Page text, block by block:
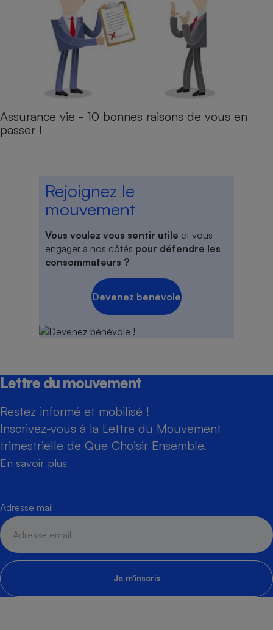
Assurance vie - 10 bonnes raisons de vous en
passer !
Rejoignez le
mouvement
Vous voulez vous sentir utile et vous
engager à nos côtés pour défendre les
consommateurs ?
Devenez bénévole
Lettre du mouvement
Restez informé et mobilisé !
Inscrivez-vous à la Lettre du Mouvement
trimestrielle de Que Choisir Ensemble.
En savoir plus
Adresse mail
Je m'inscris